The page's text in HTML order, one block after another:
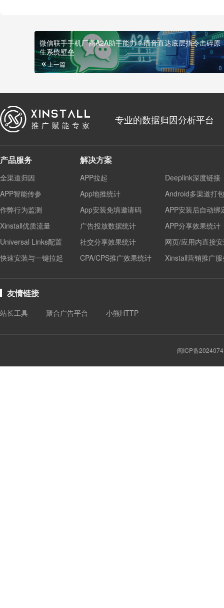
微信联手手机厂商A2A助手能力？语音直达底层指令击碎原
生系统壁垒
上一篇
专业的数据归因分析平台
产品服务
全渠道归因
APP智能传参
作弊行为监测
Xinstall优质流量
Universal Links配置
快速安装与一键拉起
解决方案
APP拉起
Deeplink深度链接
App地推统计
Android多渠道打包
App安装免填邀请码
APP安装后自动绑
广告投放数据统计
APP分享效果统计
社交分享效果统计
网页/应用内直接
CPA/CPS推广效果统计
Xinstall营销推广
友情链接
站长工具 聚合广告平台 小熊HTTP
闽ICP备